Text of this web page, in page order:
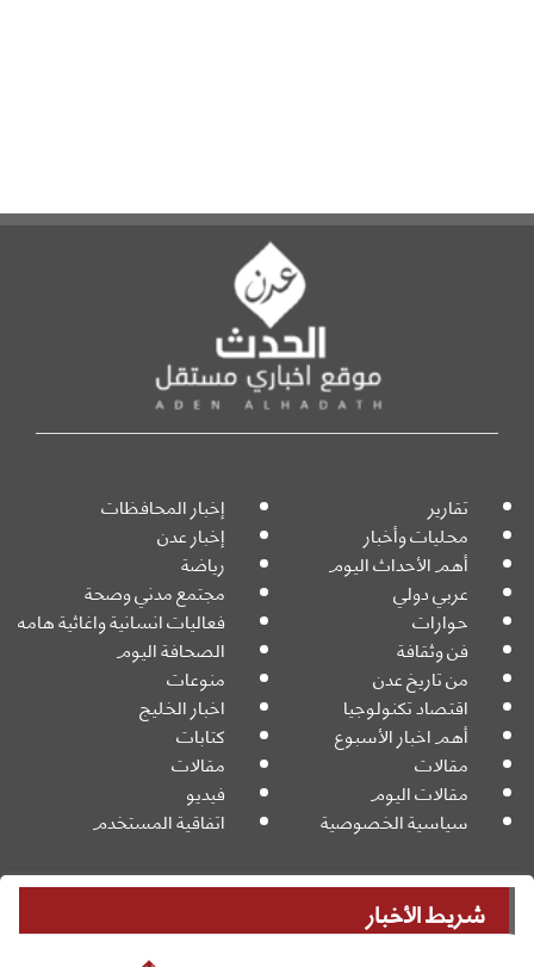
شريط الأخبار
تقارير إخبار المحافظات
محليات وأخبار إخبار عدن
أهم الأحداث اليوم رياضة
عربي دولي مجتمع مدني وصحة
حوارات فعاليات انسانية واغاثية هامه
فن وثقافة الصحافة اليوم
من تاريخ عدن منوعات
اقتصاد تكنولوجيا اخبار الخليج
أهم اخبار الأسبوع كتابات
مقالات مقالات
مقالات اليوم فيديو
سياسية الخصوصية اتفاقية المستخدم
جميع الحقوق محفوظة
© 2026